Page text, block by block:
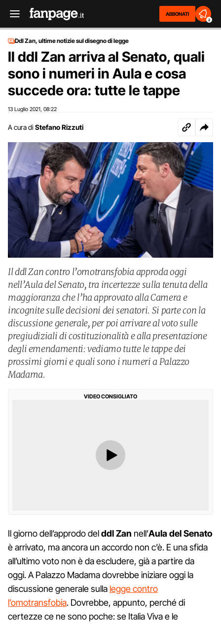
ABBONATI
2
Ddl Zan, ultime notizie sul disegno di legge
Il ddl Zan arriva al Senato, quali
sono i numeri in Aula e cosa
succede ora: tutte le tappe
13 Luglio 2021 08:22
A cura di Stefano Rizzuti
Il ddl Zan contro l’omotransfobia approda oggi
nell’Aula del Senato, tra incertezze sulla tenuta della
maggioranza che l’ha approvato alla Camera e
incognite sulle decisioni dei senatori. Si parte con la
discussione generale, per poi arrivare al voto sulle
pregiudiziali di costituzionalità e alla presentazione
degli emendamenti: vediamo tutte le tappe dei
prossimi giorni e quali sono i numeri a Palazzo
Madama.
VIDEO CONSIGLIATO
Il giorno dell’approdo delddl Zan nell’Aula del Senato
è arrivato, ma ancora un accordo non c’è. E una sfida
all’ultimo voto non è da escludere, già a partire da
oggi. A Palazzo Madama dovrebbe iniziare oggi la
discussione generale sulla legge contro
l’omotransfobia. Dovrebbe, appunto, perché di
certezze ce ne sono poche: se Italia Viva e le